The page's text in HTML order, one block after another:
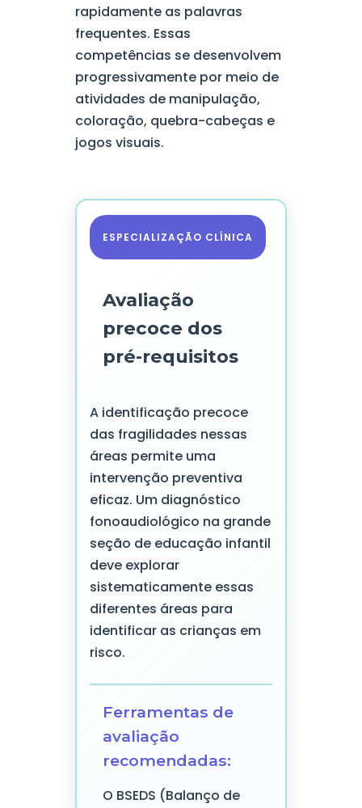
rapidamente as palavras
frequentes. Essas
competências se desenvolvem
progressivamente por meio de
atividades de manipulação,
coloração, quebra-cabeças e
jogos visuais.
ESPECIALIZAÇÃO CLÍNICA
Avaliação
precoce dos
pré-requisitos
A identificação precoce
das fragilidades nessas
áreas permite uma
intervenção preventiva
eficaz. Um diagnóstico
fonoaudiológico na grande
seção de educação infantil
deve explorar
sistematicamente essas
diferentes áreas para
identificar as crianças em
risco.
Ferramentas de
avaliação
recomendadas:
O BSEDS (Balanço de